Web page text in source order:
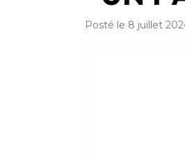
Posté le 8 juillet